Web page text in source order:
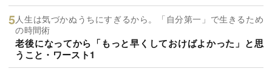
人生は気づかぬうちにすぎるから。「自分第一」で生きるため
の時間術
老後になってから「もっと早くしておけばよかった」と思
うこと・ワースト1